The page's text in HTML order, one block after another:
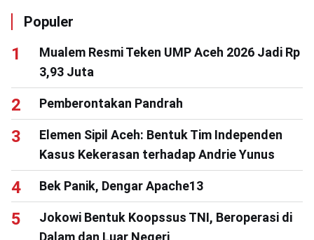
Populer
Mualem Resmi Teken UMP Aceh 2026 Jadi Rp
3,93 Juta
Pemberontakan Pandrah
Elemen Sipil Aceh: Bentuk Tim Independen
Kasus Kekerasan terhadap Andrie Yunus
Bek Panik, Dengar Apache13
Jokowi Bentuk Koopssus TNI, Beroperasi di
Dalam dan Luar Negeri